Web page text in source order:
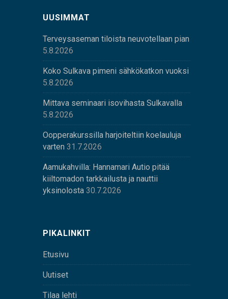
UUSIMMAT
Terveysaseman tiloista neuvotellaan pian
5.8.2026
Koko Sulkava pimeni sähkökatkon vuoksi
5.8.2026
Mittava seminaari isovihasta Sulkavalla
5.8.2026
Oopperakurssilla harjoiteltiin koelauluja
varten 31.7.2026
Aamukahvilla: Hannamari Autio pitää
kiiltomadon tarkkailusta ja nauttii
yksinolosta 30.7.2026
PIKALINKIT
Etusivu
Uutiset
Tilaa lehti